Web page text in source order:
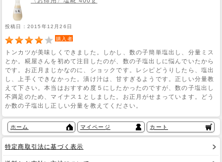
投稿日：2015年12月26日
購入者
トンカツが美味しくできました。しかし、数の子簡単塩出し、分量ミス
とか。糀屋さんを初めて注目したのが、数の子塩出しに悩んでいたから
です。お正月まじかなのに、ショックです。レシピどうりしたら、塩出
し、上手くできなかった。漬け汁は、甘すぎるようです。正しい分量教
えて下さい。本当はおすすめ度５にしたかったのですが、数の子塩出し
不満足のため、マイナス１としました。お正月がせまっています。どう
か数の子塩出し正しい分量を教えてください。
ホーム マイページ カート
特定商取引法に基づく表示